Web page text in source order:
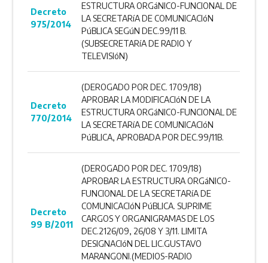
Decreto
975/2014
ESTRUCTURA ORGáNICO-FUNCIONAL DE
LA SECRETARíA DE COMUNICACIóN
PúBLICA SEGúN DEC.99/11 B.
(SUBSECRETARíA DE RADIO Y
TELEVISIóN)
Decreto
770/2014
(DEROGADO POR DEC. 1709/18)
APROBAR LA MODIFICACIóN DE LA
ESTRUCTURA ORGáNICO-FUNCIONAL DE
LA SECRETARíA DE COMUNICACIóN
PúBLICA, APROBADA POR DEC.99/11B.
Decreto
99 B/2011
(DEROGADO POR DEC. 1709/18)
APROBAR LA ESTRUCTURA ORGáNICO-
FUNCIONAL DE LA SECRETARíA DE
COMUNICACIóN PúBLICA. SUPRIME
CARGOS Y ORGANIGRAMAS DE LOS
DEC.2126/09, 26/08 Y 3/11. LIMITA
DESIGNACIóN DEL LIC.GUSTAVO
MARANGONI.(MEDIOS-RADIO